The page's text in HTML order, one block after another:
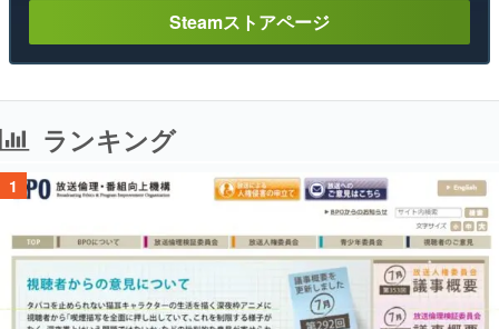
Steamストアページ
ランキング
1